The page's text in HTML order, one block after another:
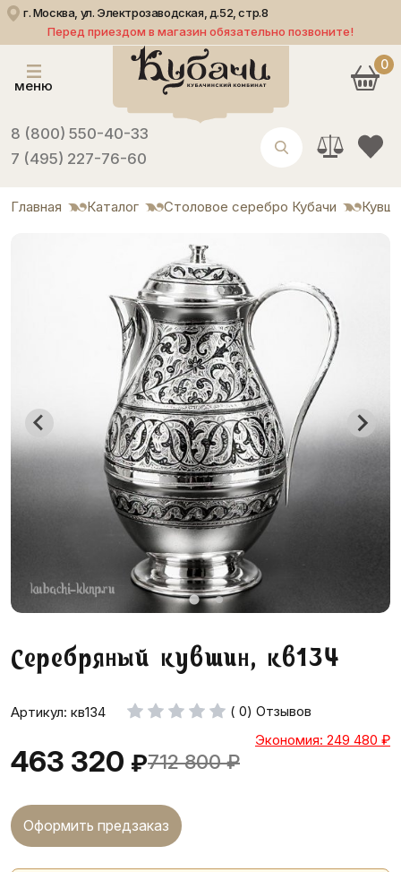
г. Москва, ул. Электрозаводская, д.52, стр.8
Перед приездом в магазин обязательно позвоните!
меню
8 (800) 550-40-33
7 (495) 227-76-60
0
Главная Каталог Столовое серебро Кубачи
Серебряный кувшин, кв134
Артикул: кв134 ( 0) Отзывов
463 320 ₽712 800 ₽
Экономия: 249 480 ₽
Оформить предзаказ